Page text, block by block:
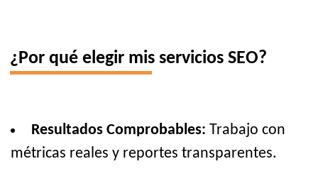
¿Por qué elegir mis servicios SEO?
Resultados Comprobables: Trabajo con
métricas reales y reportes transparentes.